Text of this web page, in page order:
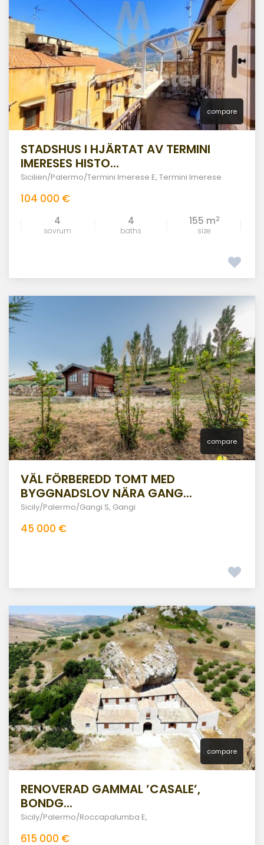
compare
STADSHUS I HJÄRTAT AV TERMINI
IMERESES HISTO...
Sicilien/Palermo/Termini Imerese E, Termini Imerese
104 000 €
4
sovrum
4
baths
155 m2
size
compare
VÄL FÖRBEREDD TOMT MED
BYGGNADSLOV NÄRA GANG...
Sicily/Palermo/Gangi S, Gangi
45 000 €
compare
RENOVERAD GAMMAL ’CASALE’,
BONDG...
Sicily/Palermo/Roccapalumba E,
615 000 €